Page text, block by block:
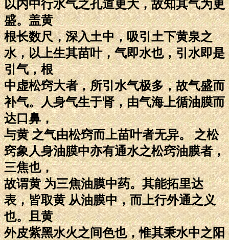
以内中行水气之孔道更大，故知其气为更
盛。盖黄
根长数尺，深入土中，吸引土下黄泉之
水，以上生其苗叶，气即水也，引水即是
引气，根
中虚松窍大者，所引水气极多，故气盛而
补气。人身气生于肾，由气海上循油膜而
达口鼻，
与黄 之气由松窍而上苗叶者无异。 之松
窍象人身油膜中亦有通水之松窍油膜者，
三焦也，
故谓黄 为三焦油膜中药。其能拓里达
表，皆取黄 从油膜中，而上行外通之义
也。且黄
外皮紫黑水火之间色也，惟其秉水中之阳